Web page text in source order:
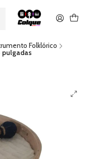
transferencia bancaria
no es
a gastos de envío.
Folklórico
pulgadas